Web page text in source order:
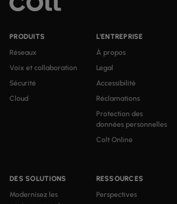
PRODUITS
Réseaux
Voix et collaboration
Sécurité
Cloud
DES SOLUTIONS
Modernisez les
RESSOURCES
Perspectives
L'ENTREPRISE
À propos
Legal
Accessibilité
Réclamations
Protection des
données personnelles
Colt Online